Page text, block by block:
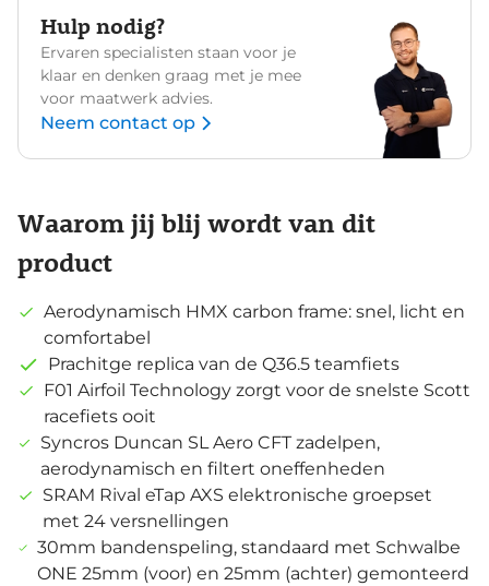
Hulp nodig?
Ervaren specialisten staan voor je
klaar en denken graag met je mee
voor maatwerk advies.
Neem contact op
Waarom jij blij wordt van dit
product
Aerodynamisch HMX carbon frame: snel, licht en
comfortabel
Prachitge replica van de Q36.5 teamfiets
F01 Airfoil Technology zorgt voor de snelste Scott
racefiets ooit
Syncros Duncan SL Aero CFT zadelpen,
aerodynamisch en filtert oneffenheden
SRAM Rival eTap AXS elektronische groepset
met 24 versnellingen
30mm bandenspeling, standaard met Schwalbe
ONE 25mm (voor) en 25mm (achter) gemonteerd